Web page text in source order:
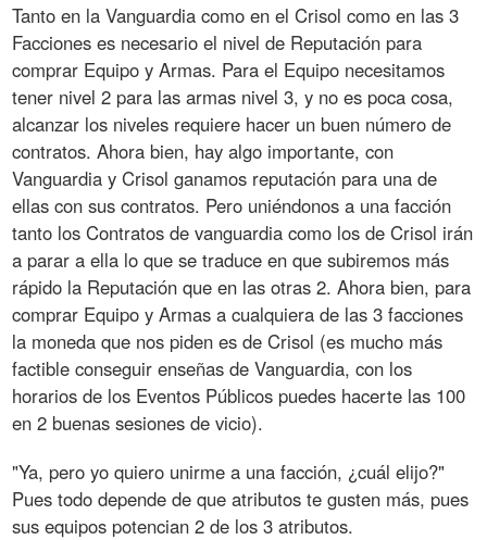
Tanto en la Vanguardia como en el Crisol como en las 3
Facciones es necesario el nivel de Reputación para
comprar Equipo y Armas. Para el Equipo necesitamos
tener nivel 2 para las armas nivel 3, y no es poca cosa,
alcanzar los niveles requiere hacer un buen número de
contratos. Ahora bien, hay algo importante, con
Vanguardia y Crisol ganamos reputación para una de
ellas con sus contratos. Pero uniéndonos a una facción
tanto los Contratos de vanguardia como los de Crisol irán
a parar a ella lo que se traduce en que subiremos más
rápido la Reputación que en las otras 2. Ahora bien, para
comprar Equipo y Armas a cualquiera de las 3 facciones
la moneda que nos piden es de Crisol (es mucho más
factible conseguir enseñas de Vanguardia, con los
horarios de los Eventos Públicos puedes hacerte las 100
en 2 buenas sesiones de vicio).
"Ya, pero yo quiero unirme a una facción, ¿cuál elijo?"
Pues todo depende de que atributos te gusten más, pues
sus equipos potencian 2 de los 3 atributos.